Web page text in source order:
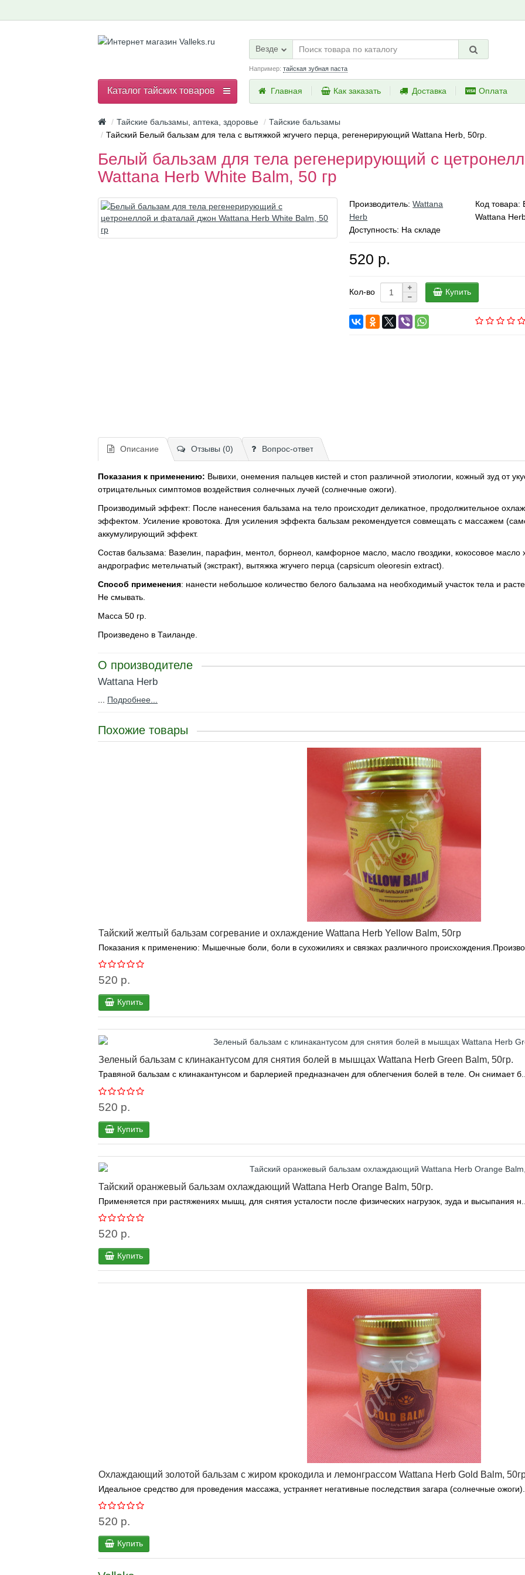
Везде
Например: тайская зубная паста
Главная Как заказать Доставка Оплата
Каталог тайских товаров
Тайские бальзамы, аптека, здоровье
Тайские бальзамы
Тайский Белый бальзам для тела с вытяжкой жгучего перца, регенерирующий Wattana Herb, 50гр.
Белый бальзам для тела регенерирующий с
Wattana Herb White Balm, 50 гр
Производитель:Wattana
Herb
Код товара:
Wattana
Доступность: На складе
520 р.
Кол-во Купить
Описание Отзывы (0) Вопрос-ответ
Показания к применению: Вывихи, онемения пальцев кистей и стоп различной этиологии, кожный зуд от
отрицательных симптомов воздействия солнечных лучей (солнечные ожоги).
Производимый эффект: После нанесения бальзама на тело происходит деликатное, продолжительное
эффектом. Усиление кровотока. Для усиления эффекта бальзам рекомендуется совмещать с массажем
аккумулирующий эффект.
Состав бальзама: Вазелин, парафин, ментол, борнеол, камфорное масло, масло гвоздики, кокосовое масло
андрографис метельчатый (экстракт), вытяжка жгучего перца (capsicum oleoresin extract).
Способ применения: нанести небольшое количество белого бальзама на необходимый участок тела и
Не смывать.
Масса 50 гр.
Произведено в Таиланде.
О производителе
Wattana Herb
Подробнее...
Похожие товары
Тайский желтый бальзам согревание и охлаждение Wattana Herb Yellow Balm, 50гр
Показания к применению: Мышечные боли, боли в сухожилиях и связках различного
520 р.
Купить
Зеленый бальзам с клинакантусом для снятия болей в мышцах Wattana Herb Green Balm, 50гр.
Травяной бальзам с клинакантунсом и барлерией предназначен для облегчения болей в теле. Он снимает
520 р.
Купить
Тайский оранжевый бальзам охлаждающий Wattana Herb Orange Balm, 50гр.
Применяется при растяжениях мышц, для снятия усталости после физических нагрузок, зуда и высыпания
520 р.
Купить
Охлаждающий золотой бальзам с жиром крокодила и лемонграссом Wattana Herb Gold Balm,
Идеальное средство для проведения массажа, устраняет негативные последствия загара (солнечные
520 р.
Купить